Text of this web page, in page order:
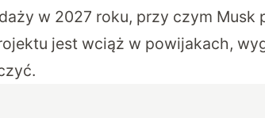
w 2027 roku, przy czym Musk
jest wciąż w powijakach,